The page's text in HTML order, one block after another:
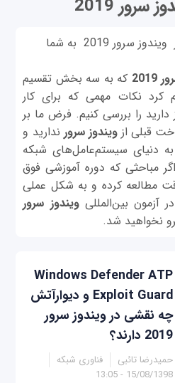
2019
سایت شبکه چه مطالبی در ویندوز سرور 2019 به شما
که به سه بخش تقسیم
نکات مهمی که برای کار
دارید را بررسی کنیم. فرض ما بر
قبلی از ویندوز سرور ندارید و
دنیای سیستم‌عامل‌های شبکه
مباحثی که دوره آموزشی فوق
مطالعه کرده و به شکل عملی
آزمون بین‌المللی ویندوز سرور
نخواهید شد.
Windows Defender ATP
Exploit Guard و دیوارآتش
چه نقشی در ویندوز سرور
2019 دارند؟
حمیدرضا تائبی
فناوری شبکه
15/08/1398 - 13:05